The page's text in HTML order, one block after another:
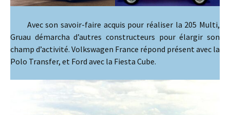
Avec son savoir-faire acquis pour réaliser la 205 Multi,
Gruau démarcha d’autres constructeurs pour élargir son
champ d’activité. Volkswagen France répond présent avec la
Polo Transfer, et Ford avec la Fiesta Cube.